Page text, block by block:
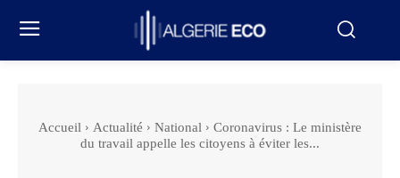
Accueil Actualité National
Coronavirus : Le ministère
du travail appelle les citoyens à éviter les...